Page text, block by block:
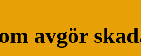
avgör